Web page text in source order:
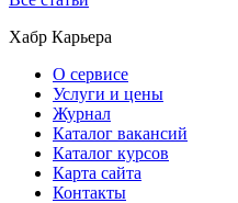
Хабр Карьера
О сервисе
Услуги и цены
Журнал
Каталог вакансий
Каталог курсов
Карта сайта
Контакты